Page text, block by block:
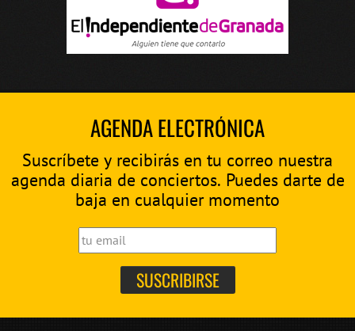
AGENDA ELECTRÓNICA
Suscríbete y recibirás en tu correo nuestra
agenda diaria de conciertos. Puedes darte de
baja en cualquier momento